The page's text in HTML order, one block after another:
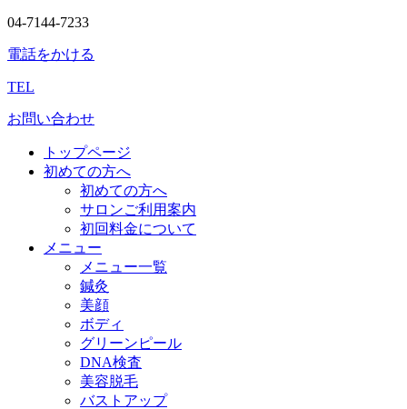
04-7144-7233
電話をかける
TEL
お問い合わせ
トップページ
初めての方へ
初めての方へ
サロンご利用案内
初回料金について
メニュー
メニュー一覧
鍼灸
美顔
ボディ
グリーンピール
DNA検査
美容脱毛
バストアップ